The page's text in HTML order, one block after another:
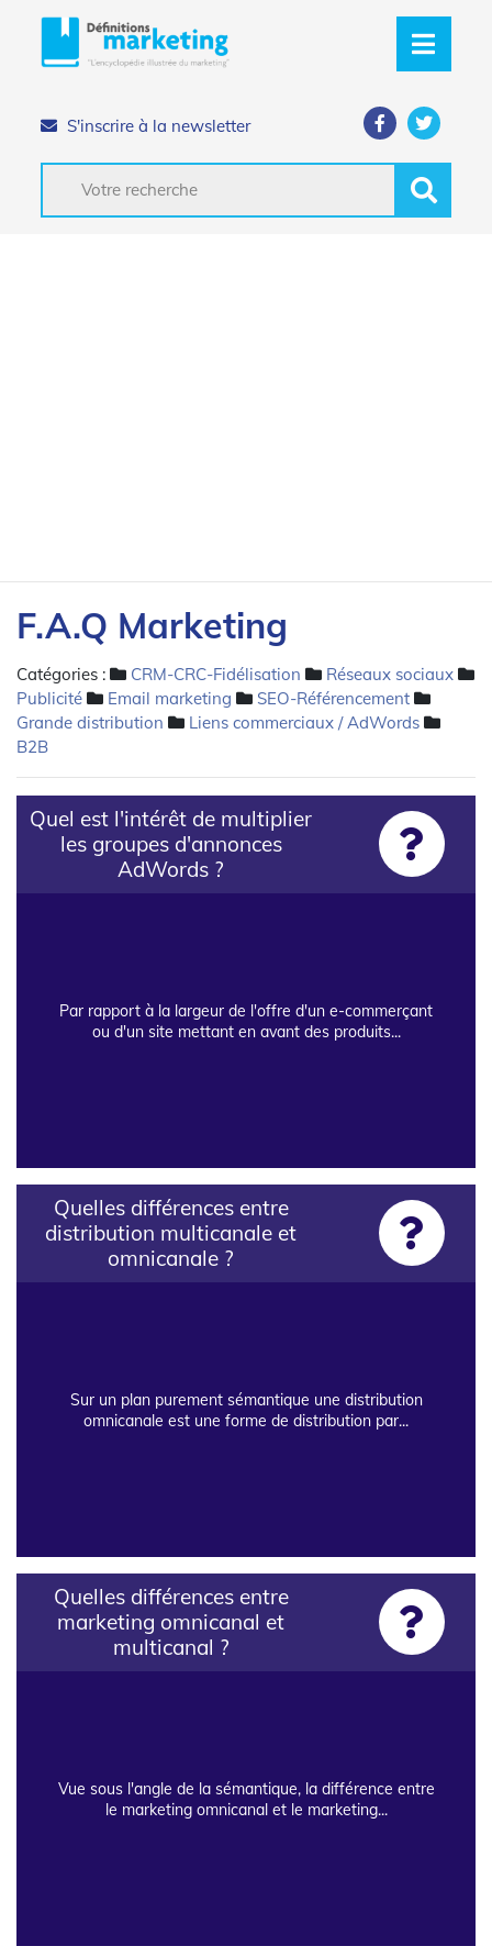
S'inscrire à la newsletter
F.A.Q Marketing
Catégories : CRM-CRC-Fidélisation
Réseaux sociaux
Publicité
Email marketing
SEO-Référencement
Grande distribution
Liens commerciaux / AdWords
B2B
Quel est l'intérêt de multiplier
les groupes d'annonces
AdWords ?
Par rapport à la largeur de l'offre d'un e-commerçant
ou d'un site mettant en avant des produits...
Quelles différences entre
distribution multicanale et
omnicanale ?
Sur un plan purement sémantique une distribution
omnicanale est une forme de distribution par...
Quelles différences entre
marketing omnicanal et
multicanal ?
Vue sous l'angle de la sémantique, la différence entre
le marketing omnicanal et le marketing...